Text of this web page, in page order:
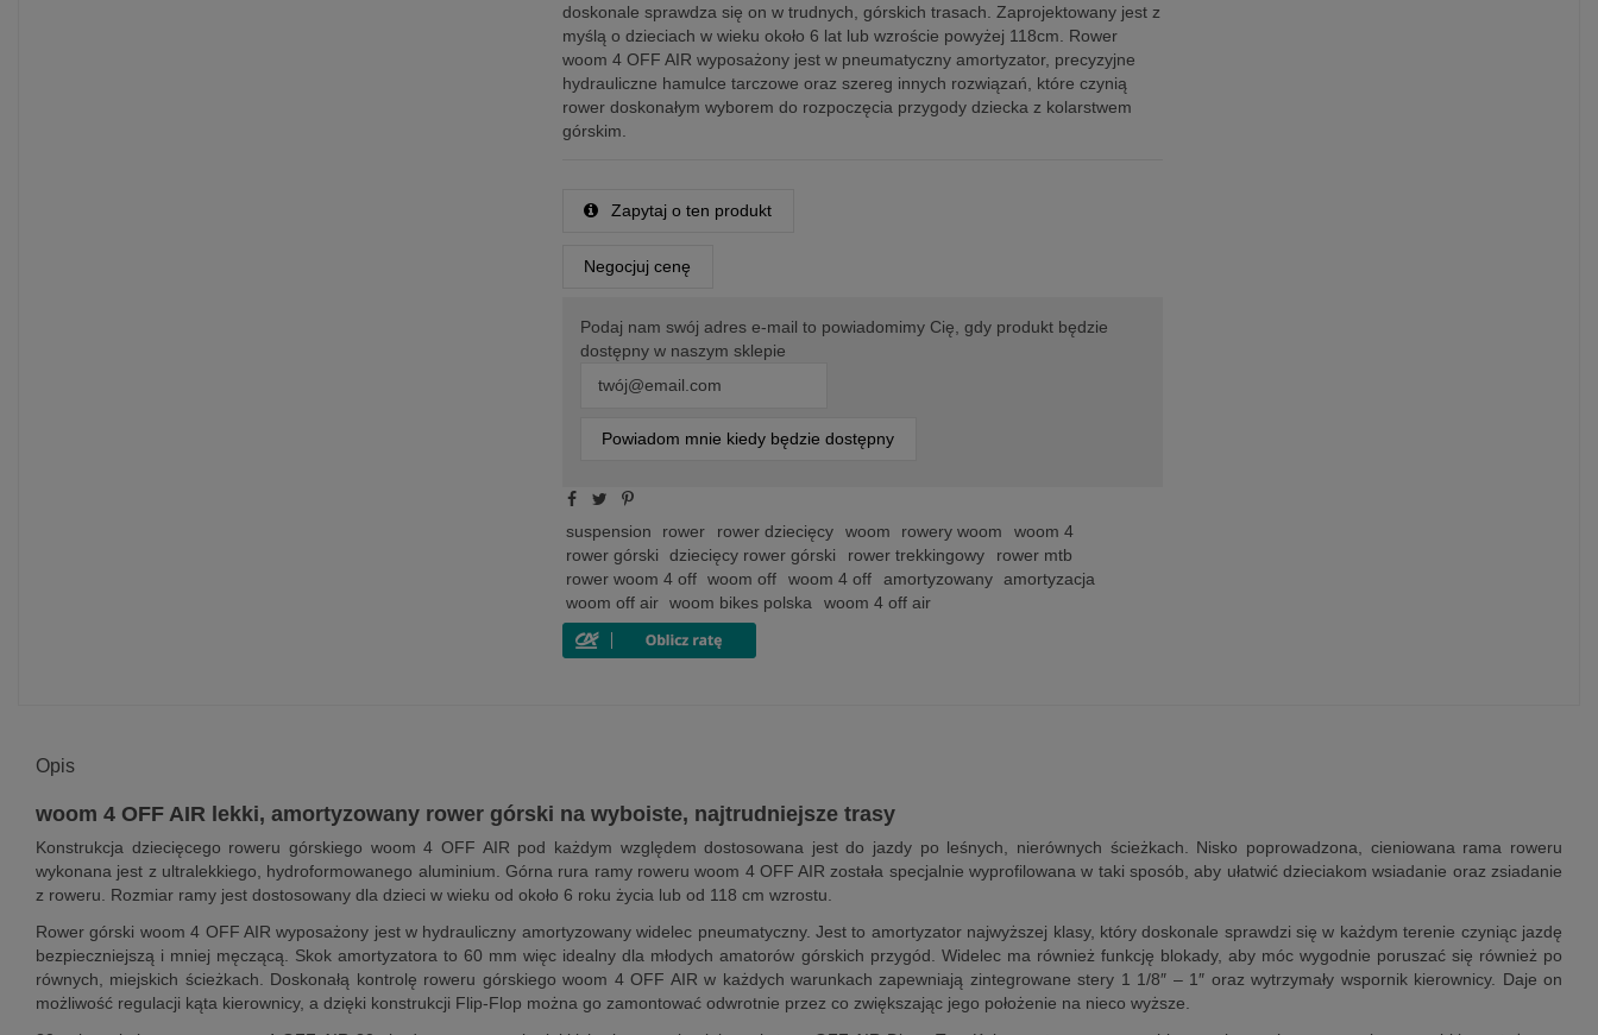
doskonale sprawdza się on w trudnych, górskich trasach. Zaprojektowany jest z
myślą o dzieciach w wieku około 6 lat lub wzroście powyżej 118cm. Rower
woom 4 OFF AIR wyposażony jest w pneumatyczny amortyzator, precyzyjne
hydrauliczne hamulce tarczowe oraz szereg innych rozwiązań, które czynią
rower doskonałym wyborem do rozpoczęcia przygody dziecka z kolarstwem
górskim.
Zapytaj o ten produkt
Negocjuj cenę
Podaj nam swój adres e-mail to powiadomimy Cię, gdy produkt będzie
dostępny w naszym sklepie
Powiadom mnie kiedy będzie dostępny
suspension rower rower dziecięcy woom rowery woom
woom 4
rower górski
dziecięcy rower górski rower trekkingowy
rower mtb
rower woom 4 off woom off woom 4 off amortyzowany amortyzacja
woom off air woom bikes polska woom 4 off air
Opis
woom 4 OFF AIR lekki, amortyzowany rower górski na wyboiste, najtrudniejsze trasy
Konstrukcja dziecięcego roweru górskiego woom 4 OFF AIR pod każdym względem dostosowana jest do jazdy po leśnych, nierównych ścieżkach. Nisko poprowadzona, cieniowana rama roweru
wykonana jest z ultralekkiego, hydroformowanego aluminium. Górna rura ramy roweru woom 4 OFF AIR została specjalnie wyprofilowana w taki sposób, aby ułatwić dzieciakom wsiadanie oraz zsiadanie
z roweru. Rozmiar ramy jest dostosowany dla dzieci w wieku od około 6 roku życia lub od 118 cm wzrostu.
Rower górski woom 4 OFF AIR wyposażony jest w hydrauliczny amortyzowany widelec pneumatyczny. Jest to amortyzator najwyższej klasy, który doskonale sprawdzi się w każdym terenie czyniąc jazdę
bezpieczniejszą i mniej męczącą. Skok amortyzatora to 60 mm więc idealny dla młodych amatorów górskich przygód. Widelec ma również funkcję blokady, aby móc wygodnie poruszać się również po
równych, miejskich ścieżkach. Doskonałą kontrolę roweru górskiego woom 4 OFF AIR w każdych warunkach zapewniają zintegrowane stery 1 1/8″ – 1″ oraz wytrzymały wspornik kierownicy. Daje on
możliwość regulacji kąta kierownicy, a dzięki konstrukcji Flip-Flop można go zamontować odwrotnie przez co zwiększając jego położenie na nieco wyższe.